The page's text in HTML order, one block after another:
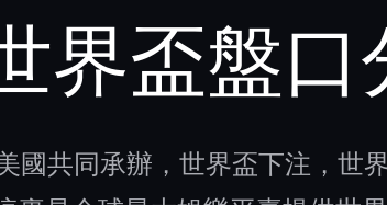
界盃盤口
國共同承辦，世界盃下注，世